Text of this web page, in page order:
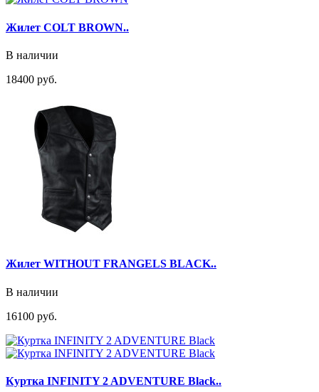
Жилет COLT BROWN..
В наличии
18400 руб.
Жилет WITHOUT FRANGELS BLACK..
В наличии
16100 руб.
Куртка INFINITY 2 ADVENTURE Black..